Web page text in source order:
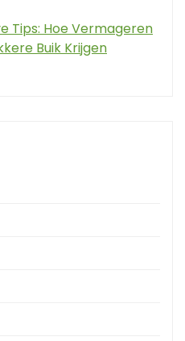
Tips: Hoe Vermageren
Buik Krijgen